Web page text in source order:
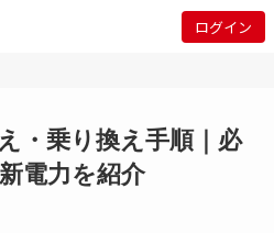
ログイン
・乗り換え手順｜必
電力を紹介